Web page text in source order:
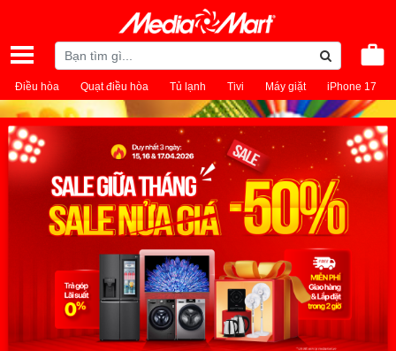
Điều hòa Quạt điều hòa Tủ lạnh Tivi Máy giặt iPhone 17